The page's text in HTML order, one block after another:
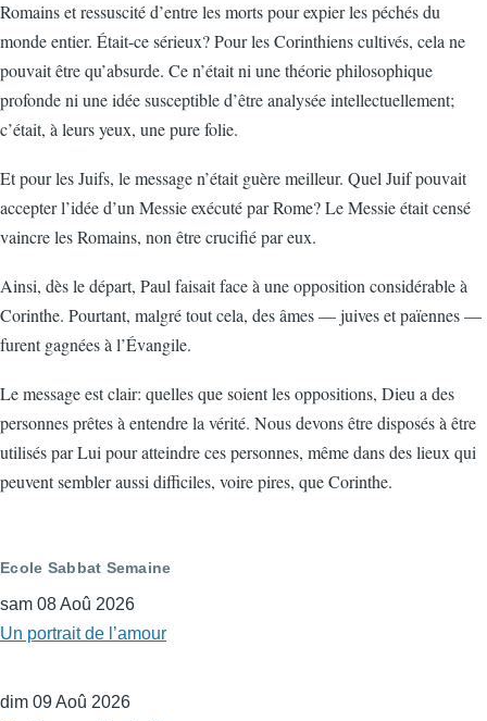
Romains et ressuscité d’entre les morts pour expier les péchés du
monde entier. Était-ce sérieux? Pour les Corinthiens cultivés, cela ne
pouvait être qu’absurde. Ce n’était ni une théorie philosophique
profonde ni une idée susceptible d’être analysée intellectuellement;
c’était, à leurs yeux, une pure folie.
Et pour les Juifs, le message n’était guère meilleur. Quel Juif pouvait
accepter l’idée d’un Messie exécuté par Rome? Le Messie était censé
vaincre les Romains, non être crucifié par eux.
Ainsi, dès le départ, Paul faisait face à une opposition considérable à
Corinthe. Pourtant, malgré tout cela, des âmes — juives et païennes —
furent gagnées à l’Évangile.
Le message est clair: quelles que soient les oppositions, Dieu a des
personnes prêtes à entendre la vérité. Nous devons être disposés à être
utilisés par Lui pour atteindre ces personnes, même dans des lieux qui
peuvent sembler aussi difficiles, voire pires, que Corinthe.
Ecole Sabbat Semaine
sam 08 Aoû 2026
Un portrait de l’amour
dim 09 Aoû 2026